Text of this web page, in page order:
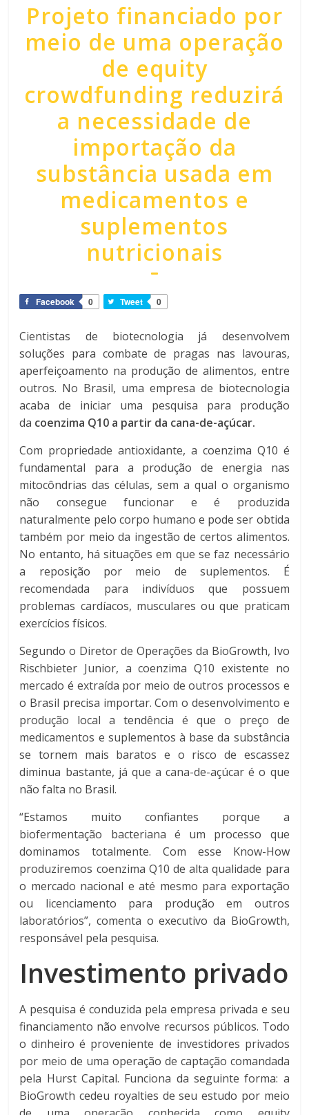
Projeto financiado por
meio de uma operação
de equity
crowdfunding reduzirá
a necessidade de
importação da
substância usada em
medicamentos e
suplementos
nutricionais
Facebook 0 Tweet 0
Cientistas de biotecnologia já desenvolvem
soluções para combate de pragas nas lavouras,
aperfeiçoamento na produção de alimentos, entre
outros. No Brasil, uma empresa de biotecnologia
acaba de iniciar uma pesquisa para produção
da coenzima Q10 a partir da cana-de-açúcar.
Com propriedade antioxidante, a coenzima Q10 é
fundamental para a produção de energia nas
mitocôndrias das células, sem a qual o organismo
não consegue funcionar e é produzida
naturalmente pelo corpo humano e pode ser obtida
também por meio da ingestão de certos alimentos.
No entanto, há situações em que se faz necessário
a reposição por meio de suplementos. É
recomendada para indivíduos que possuem
problemas cardíacos, musculares ou que praticam
exercícios físicos.
Segundo o Diretor de Operações da BioGrowth, Ivo
Rischbieter Junior, a coenzima Q10 existente no
mercado é extraída por meio de outros processos e
o Brasil precisa importar. Com o desenvolvimento e
produção local a tendência é que o preço de
medicamentos e suplementos à base da substância
se tornem mais baratos e o risco de escassez
diminua bastante, já que a cana-de-açúcar é o que
não falta no Brasil.
“Estamos muito confiantes porque a
biofermentação bacteriana é um processo que
dominamos totalmente. Com esse Know-How
produziremos coenzima Q10 de alta qualidade para
o mercado nacional e até mesmo para exportação
ou licenciamento para produção em outros
laboratórios”, comenta o executivo da BioGrowth,
responsável pela pesquisa.
Investimento privado
A pesquisa é conduzida pela empresa privada e seu
financiamento não envolve recursos públicos. Todo
o dinheiro é proveniente de investidores privados
por meio de uma operação de captação comandada
pela Hurst Capital. Funciona da seguinte forma: a
BioGrowth cedeu royalties de seu estudo por meio